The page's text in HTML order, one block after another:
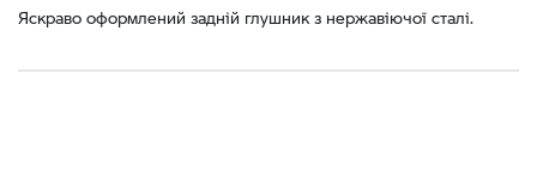
Яскраво оформлений задній глушник з нержавіючої сталі.